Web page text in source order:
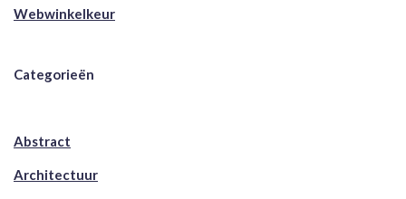
Webwinkelkeur
Categorieën
Abstract
Architectuur